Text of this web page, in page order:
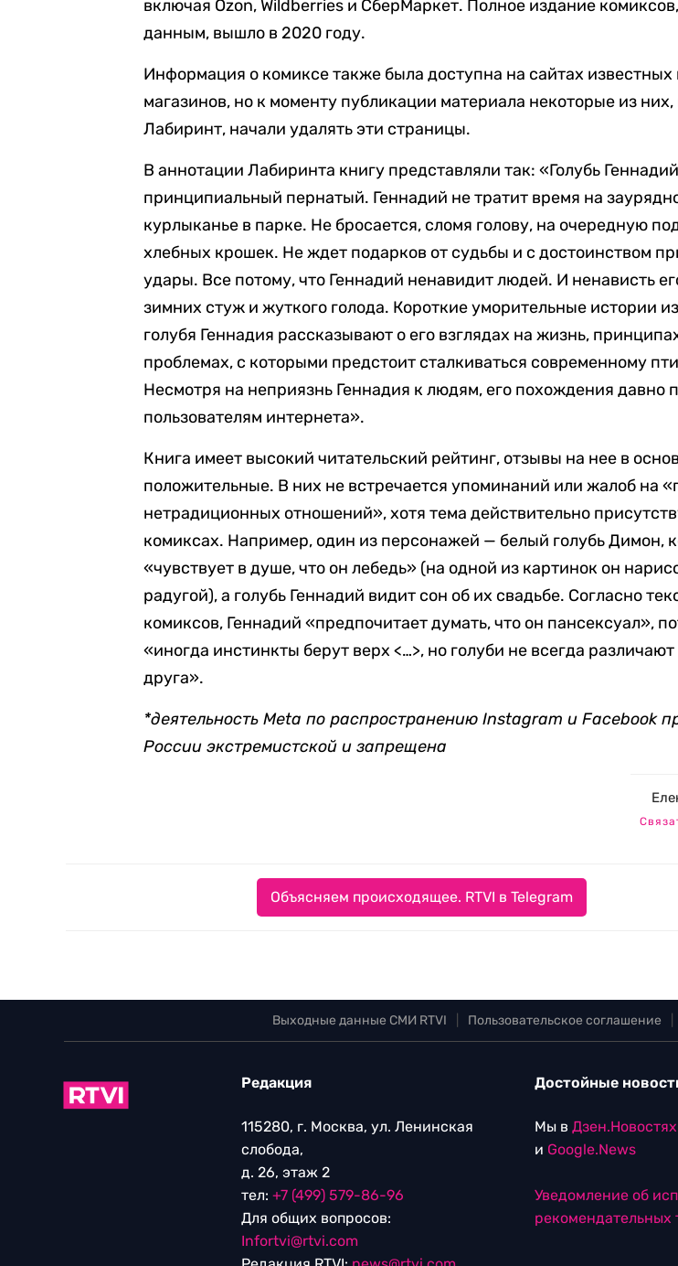
включая Ozon, Wildberries и СберМаркет. Полное издание
данным, вышло в 2020 году.
Информация о комиксе также была доступна на сайтах
магазинов, но к моменту публикации материала некоторые из
Лабиринт, начали удалять эти страницы.
В аннотации Лабиринта книгу представляли так: «Голубь
принципиальный пернатый. Геннадий не тратит время на
курлыканье в парке. Не бросается, сломя голову, на очередную
хлебных крошек. Не ждет подарков от судьбы и с достоинством
удары. Все потому, что Геннадий ненавидит людей. И ненависть
зимних стуж и жуткого голода. Короткие уморительные истории
голубя Геннадия рассказывают о его взглядах на жизнь,
проблемах, с которыми предстоит сталкиваться современному
Несмотря на неприязнь Геннадия к людям, его похождения давно
пользователям интернета».
Книга имеет высокий читательский рейтинг, отзывы на нее в
положительные. В них не встречается упоминаний или жалоб на
нетрадиционных отношений», хотя тема действительно
комиксах. Например, один из персонажей — белый голубь Димон,
«чувствует в душе, что он лебедь» (на одной из картинок он
радугой), а голубь Геннадий видит сон об их свадьбе. Согласно
комиксов, Геннадий «предпочитает думать, что он пансексуал»,
«иногда инстинкты берут верх <…>, но голуби не всегда
друга».
*деятельность Meta по распространению Instagram и Facebook
России экстремистской и запрещена
Объясняем происходящее. RTVI в Telegram
Выходные данные СМИ RTVI Пользовательское соглашение
Редакция
115280, г. Москва, ул. Ленинская
слобода,
д. 26, этаж 2
тел: +7 (499) 579-86-96
Для общих вопросов:
Infortvi@rtvi.com
Достойные
Мы в Дзен.Новостях
и Google.News
Уведомление об
рекомендательных